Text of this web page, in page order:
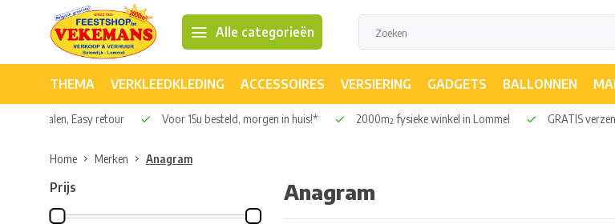
Alle categorieën
THEMA VERKLEEDKLEDING ACCESSOIRES VERSIERING GADGETS BALLONNEN
Veilig betalen, Easy retour Voor 15u besteld, morgen in huis!* 2000m² fysieke winkel in Lommel GRATIS
Home Merken Anagram
Prijs Anagram